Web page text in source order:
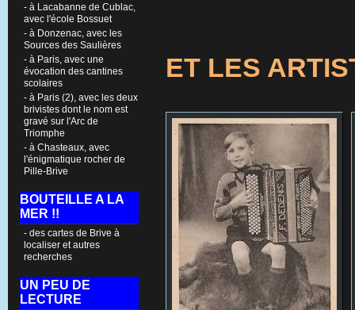
- à Lacabanne de Cublac,
avec l'école Bossuet
- à Donzenac, avec les
Sources des Saulières
- à Paris, avec une
évocation des cantines
scolaires
- à Paris (2), avec les deux
brivistes dont le nom est
gravé sur l'Arc de
Triomphe
- à Chasteaux, avec
l'énigmatique rocher de
Pille-Brive
BOUTEILLE A LA
MER !!
- des cartes de Brive à
localiser et autres
recherches
UN PEU DE
LECTURE
ET LES